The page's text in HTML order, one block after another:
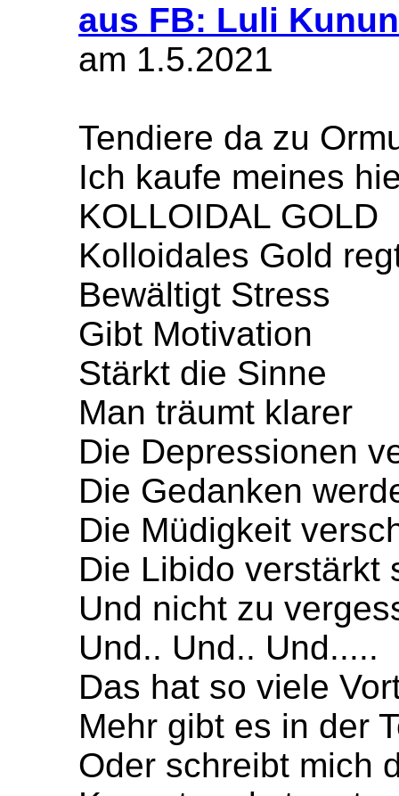
aus FB: Luli
am 1.5.2021
Tendiere da zu
Ich kaufe meines
KOLLOIDAL GOLD
Kolloidales Gold
Bewältigt Stress
Gibt Motivation
Stärkt die Sinne
Man träumt klarer
Die Depressionen
Die Gedanken
Die Müdigkeit
Die Libido verstärkt
Und nicht zu
Und.. Und.. Und.....
Das hat so viele
Mehr gibt es in der
Oder schreibt mich